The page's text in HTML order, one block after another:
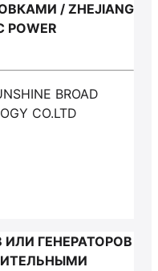
/ ZHEJIANG
POWER
BROAD
CO.LTD
ИЛИ ГЕНЕРАТОРОВ